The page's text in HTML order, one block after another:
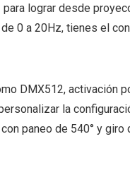
lograr desde
0 a 20Hz, tienes el
DMX512, activación
la
paneo de 540° y